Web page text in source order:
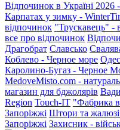
Відпочинок в Україні 2026
Карпатах у зимку -
відпочинок "Трускавець" -
все про відпочинок
Драгобрат Славсько
Коблево - Черное море
Каролино-Бугаз - Черное
MedoveMisto.com -
магазин для бджолярів
Region Touch-IT "Фабрика
Запоріжжі Штори та жалюзі
Запоріжжі Захисник -